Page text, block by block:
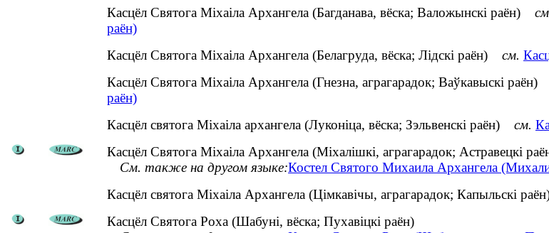
Касцёл Святога Міхаіла Архангела (Багданава, вёска; Валожынскі раён)
раён)
Касцёл Святога Міхаіла Архангела (Белагруда, вёска; Лідскі раён) см.
Касцёл Святога Міхаіла Архангела (Гнезна, аграгарадок; Ваўкавыскі раён)
раён)
Касцёл святога Міхаіла архангела (Луконіца, вёска; Зэльвенскі раён) см.
Касцёл Святога Міхаіла Архангела (Міхалішкі, аграгарадок; Астравецкі
См. также на другом языке:Костел Святого Михаила Архангела
Касцёл святога Міхаіла Архангела (Цімкавічы, аграгарадок; Капыльскі
Касцёл Святога Роха (Шабуні, вёска; Пухавіцкі раён)